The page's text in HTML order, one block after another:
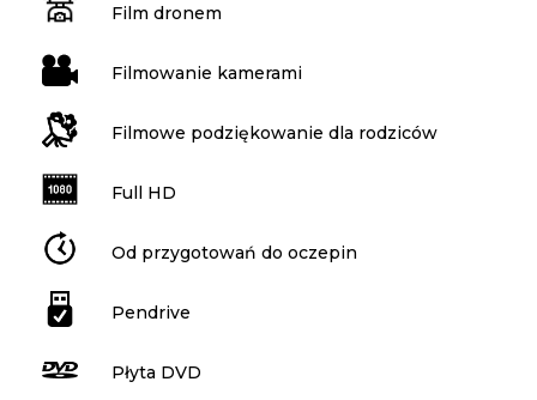
Film dronem
Filmowanie kamerami
Filmowe podziękowanie dla rodziców
Full HD
Od przygotowań do oczepin
Pendrive
Płyta DVD